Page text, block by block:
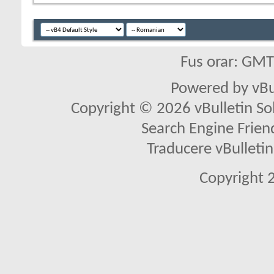
Fus orar:
Powered by
Copyright © 2026 vBulletin
Search Engine
Traducere
Copyright